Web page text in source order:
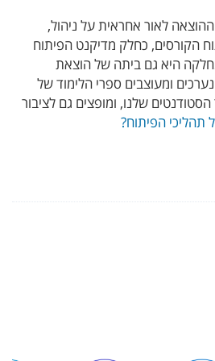
לאור אחראית על ניהול,
הקורסים, כחלק מדיקנט הפיתוח
היא גם ביתה של הוצאת
ומעוצבים ספרי הלימוד של
שלנו, ומופצים גם לציבור
תהליכי הפיתוח?